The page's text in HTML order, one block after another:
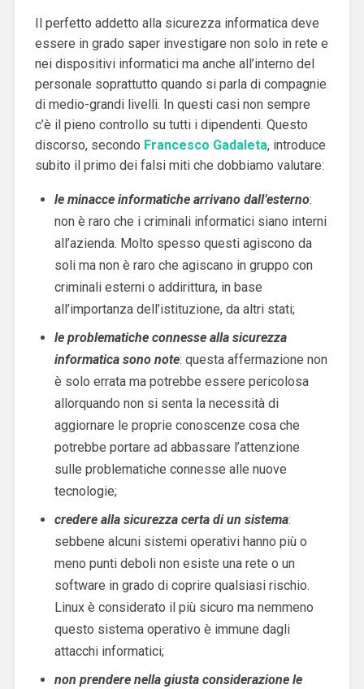
Il perfetto addetto alla sicurezza informatica deve
essere in grado saper investigare non solo in rete e
nei dispositivi informatici ma anche all’interno del
personale soprattutto quando si parla di compagnie
di medio-grandi livelli. In questi casi non sempre
c’è il pieno controllo su tutti i dipendenti. Questo
discorso, secondo Francesco Gadaleta, introduce
subito il primo dei falsi miti che dobbiamo valutare:
le minacce informatiche arrivano dall’esterno:
non è raro che i criminali informatici siano interni
all’azienda. Molto spesso questi agiscono da
soli ma non è raro che agiscano in gruppo con
criminali esterni o addirittura, in base
all’importanza dell’istituzione, da altri stati;
le problematiche connesse alla sicurezza
informatica sono note: questa affermazione non
è solo errata ma potrebbe essere pericolosa
allorquando non si senta la necessità di
aggiornare le proprie conoscenze cosa che
potrebbe portare ad abbassare l’attenzione
sulle problematiche connesse alle nuove
tecnologie;
credere alla sicurezza certa di un sistema:
sebbene alcuni sistemi operativi hanno più o
meno punti deboli non esiste una rete o un
software in grado di coprire qualsiasi rischio.
Linux è considerato il più sicuro ma nemmeno
questo sistema operativo è immune dagli
attacchi informatici;
non prendere nella giusta considerazione le